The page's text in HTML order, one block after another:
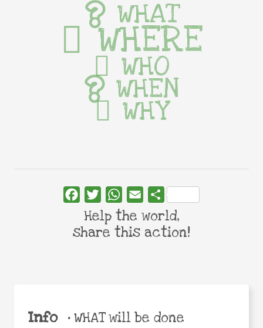
Info •WHAT will be done
WHAT
WHERE
WHO
WHEN
WHY
FacebookTwitterWhatsApp
Email Share
Help the world,
share this action!